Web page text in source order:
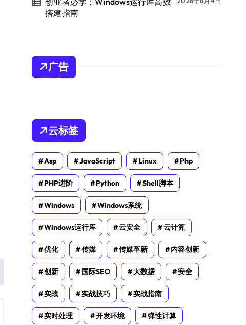
搭建指南
广告
云标签
Asp JavaScript Linux Php
PHP进阶 Python Shell脚本
Windows Windows系统
Windows运行库 云安全 云计算
优化 传媒 传媒革新 内容创新
创新 国际SEO 大数据 安全
实战 实战技巧 实战指南
实时处理 开发环境 弹性计算